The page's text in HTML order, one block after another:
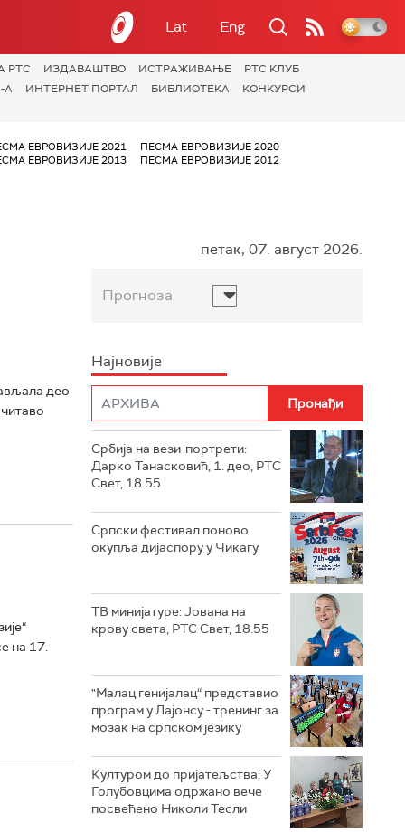
Lat Eng
РТС ИЗДАВАШТВО ИСТРАЖИВАЊЕ
РТС КЛУБ
А ИНТЕРНЕТ ПОРТАЛ БИБЛИОТЕКА
КОНКУРСИ
ЕВРОВИЗИЈЕ 2021
ПЕСМА ЕВРОВИЗИЈЕ 2020
ЕВРОВИЗИЈЕ 2013
ПЕСМА ЕВРОВИЗИЈЕ 2012
део
на 17.
петак, 07. август 2026.
Прогноза
Најновије
Србија на вези-портрети:
Дарко Танасковић, 1. део, РТС
Свет, 18.55
Српски фестивал поново
окупља дијаспору у Чикагу
ТВ минијатуре: Јована на
крову света, РТС Свет, 18.55
"Малац генијалац“ представио
програм у Лајонсу - тренинг за
мозак на српском језику
Културом до пријатељства: У
Голубовцима одржано вече
посвећено Николи Тесли